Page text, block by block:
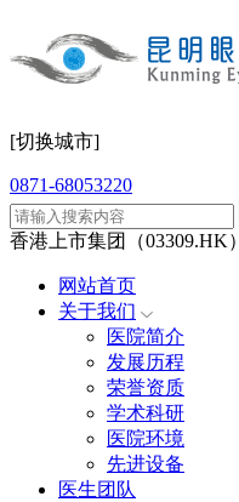
[切换城市]
0871-68053220
香港上市集团（03309.HK）
网站首页
关于我们
医院简介
发展历程
荣誉资质
学术科研
医院环境
先进设备
医生团队